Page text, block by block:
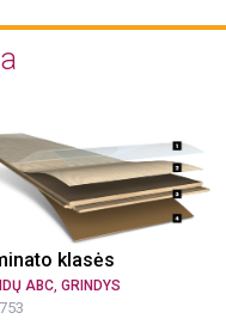
klasės
ABC GRINDYS